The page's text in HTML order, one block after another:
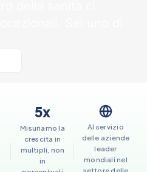
5x
Misuriamo la
crescita in
multipli, non
in
Al servizio
delle aziende
leader
mondiali nel